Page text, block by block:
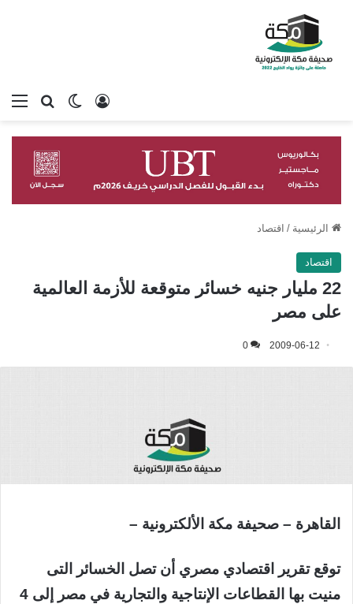
بحثالوضع
تسجيل الدخول
الرئيسية / اقتصاد
اقتصاد
22 مليار جنيه خسائر متوقعة للأزمة العالمية
على مصر
2009-06-12
0
القاهرة – صحيفة مكة الألكترونية –
توقع تقرير اقتصادي مصري أن تصل الخسائر التى
منيت بها القطاعات الإنتاجية والتجارية في مصر إلى 4